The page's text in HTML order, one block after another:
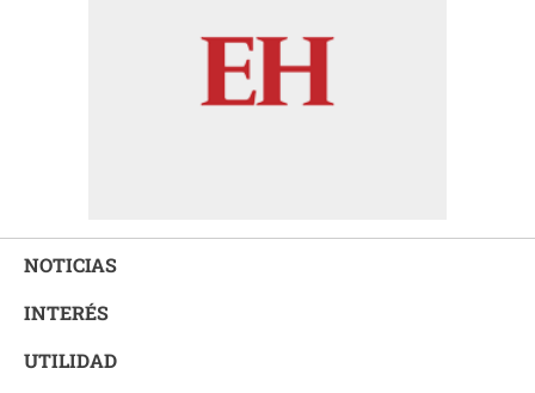
NOTICIAS
INTERÉS
UTILIDAD